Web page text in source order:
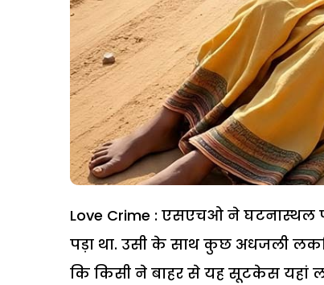
Love Crime : एसएचओ ने
पड़ा था. उसी के साथ कुछ अधजली
कि किसी ने बाहर से यह सूटकेस यहां